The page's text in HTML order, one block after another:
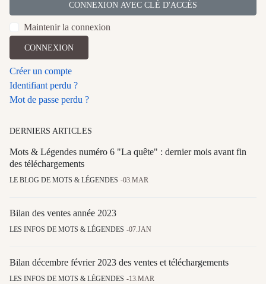
CONNEXION AVEC CLÉ D'ACCÈS
Maintenir la connexion
CONNEXION
Créer un compte
Identifiant perdu ?
Mot de passe perdu ?
DERNIERS ARTICLES
Mots & Légendes numéro 6 "La quête" : dernier mois avant fin
des téléchargements
LE BLOG DE MOTS & LÉGENDES 03.MAR
Bilan des ventes année 2023
LES INFOS DE MOTS & LÉGENDES 07.JAN
Bilan décembre février 2023 des ventes et téléchargements
LES INFOS DE MOTS & LÉGENDES 13.MAR